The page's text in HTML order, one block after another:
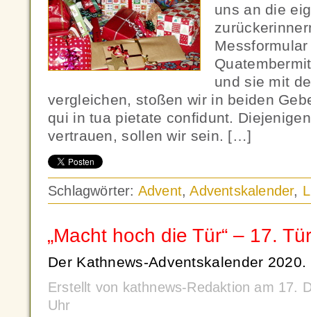
uns an die
und sie mit
vergleichen, stoßen wir in beiden
qui in tua pietate confidunt.
vertrauen, sollen wir sein. […]
Schlagwörter: Advent,Adventskalender,
„Macht hoch die Tür“ – 17.
Der Kathnews-Adventskalender 2020.
Erstellt von kathnews-Redaktion am 17.
Uhr